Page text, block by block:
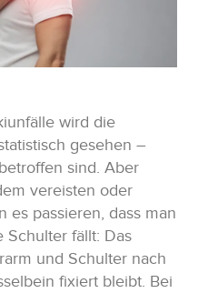
wird die
gesehen –
sind. Aber
vereisten oder
es passieren, dass man
Schulter fällt: Das
und Schulter nach
fixiert bleibt. Bei